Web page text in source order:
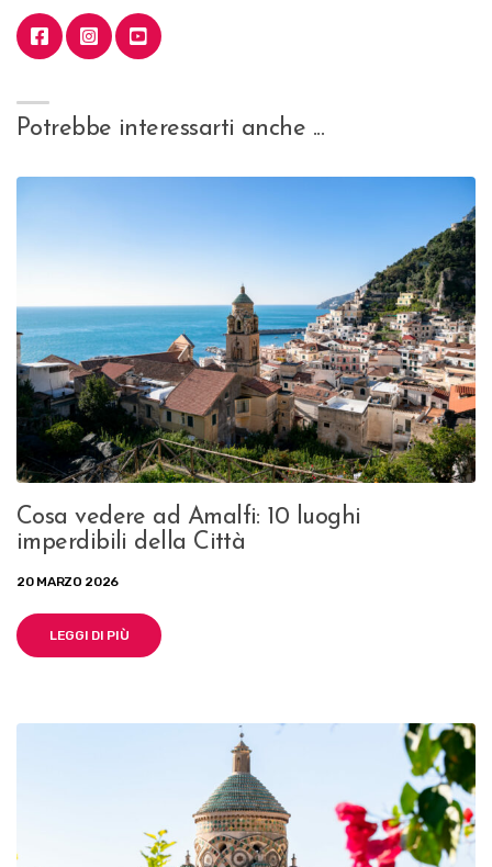
Potrebbe interessarti anche ...
Cosa vedere ad Amalfi: 10 luoghi
imperdibili della Città
20 MARZO 2026
LEGGI DI PIÙ